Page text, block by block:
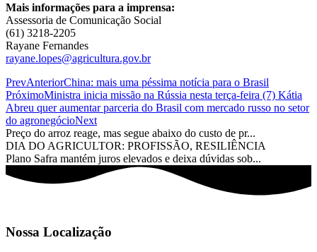
Mais informações para a imprensa:
Assessoria de Comunicação Social
(61) 3218-2205
Rayane Fernandes
rayane.lopes@agricultura.gov.br
PrevAnteriorChina: mais uma péssima notícia para o Brasil
PróximoMinistra inicia missão na Rússia nesta terça-feira (7) Kátia
Abreu quer aumentar parceria do Brasil com mercado russo no setor
do agronegócioNext
Preço do arroz reage, mas segue abaixo do custo de pr...
DIA DO AGRICULTOR: PROFISSÃO, RESILIÊNCIA
Plano Safra mantém juros elevados e deixa dúvidas sob...
Nossa Localização